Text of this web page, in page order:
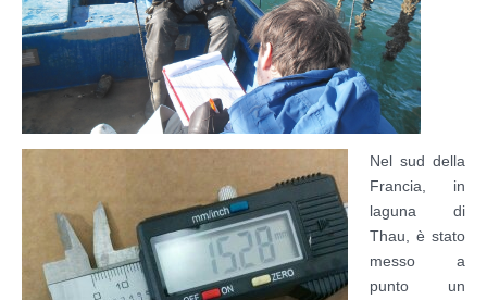
Nel sud della
Francia, in
laguna di
Thau, è stato
messo a
punto un